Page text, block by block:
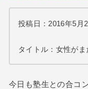
投稿日：2016年5月
タイトル：女性が
今日も塾生との合コ